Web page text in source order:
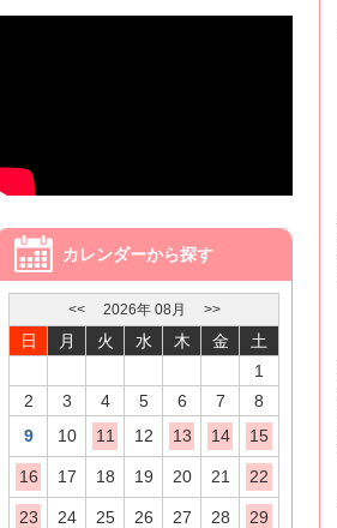
カレンダーから探す
<< 2026年 08 月 >>
日 月 火 水 木 金
土
1
2
3 4 5 6 7
8
9
10 11 12 13 14 15
16 17 18 19 20 21 22
23 24 25 26 27 28 29